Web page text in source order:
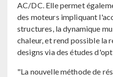
AC/DC. Elle permet
des moteurs impliquant
structures, la dynamique
chaleur, et rend possible la
designs via des études
"La nouvelle méthode de